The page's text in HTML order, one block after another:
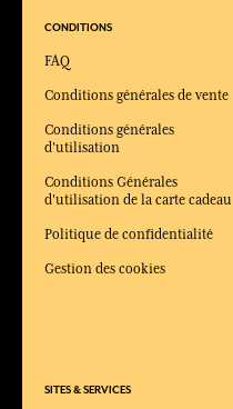
CONDITIONS
FAQ
Conditions générales de vente
Conditions générales
d'utilisation
Conditions Générales
d'utilisation de la carte cadeau
Politique de confidentialité
Gestion des cookies
SITES & SERVICES